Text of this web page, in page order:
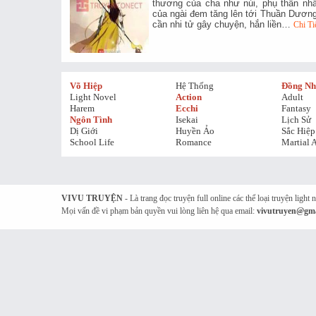
thương của cha như núi, phụ thân
của ngài đem tăng lên tới Thuần
cần nhi tử gây chuyện, hắn liền… Chi
Võ Hiệp Hệ Thống Đồng
Light Novel
Action Adult
Harem
Ecchi Fantasy
Ngôn Tình
Isekai Lịch Sử
Dị Giới
Huyền Ảo Sắc Hiệp
School Life
Romance Martial
VIVU TRUYỆN - Là trang đọc truyện full online các thể loại truyện light
Mọi vấn đề vi phạm bản quyền vui lòng liên hệ qua email: